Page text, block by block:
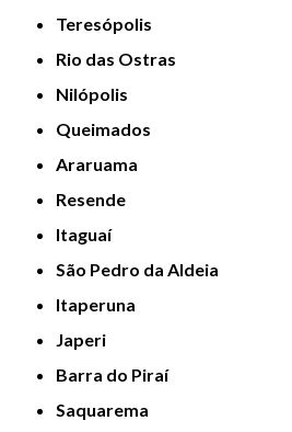
Teresópolis
Rio das Ostras
Nilópolis
Queimados
Araruama
Resende
Itaguaí
São Pedro da Aldeia
Itaperuna
Japeri
Barra do Piraí
Saquarema